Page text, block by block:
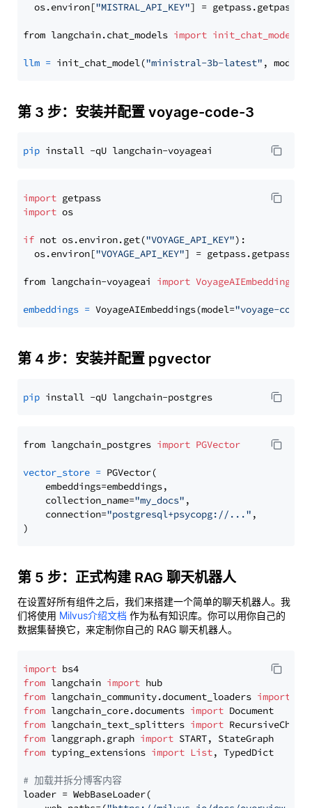
  os.environ[
"MISTRAL_API_KEY"] = getpass.getpass(
from langchain.chat_models import init_chat_model
llm = init_chat_model("ministral-3b-latest" ,
第 3 步：安装并配置 voyage-code-3
pip
import
import os
if not os.environ.get("VOYAGE_API_KEY"):
  os.environ[
"VOYAGE_API_KEY"] = getpass.getpass(
from langchain-voyageai import VoyageAIEmbeddings
embeddings = VoyageAIEmbeddings(model="voyage-code-
第 4 步：安装并配置 pgvector
pip
from langchain_postgres import PGVector
vector_store = PGVector(
    embeddings=embeddings,
    collection_name=
"my_docs" ,
    connection=
"postgresql+psycopg://..." ,
第 5 步：正式构建 RAG 聊天机器人
在设置好所有组件之后，我们来搭建一个简单的聊天机器人。我
们将使用 Milvus介绍文档 作为私有知识库。你可以用你自己的
数据集替换它，来定制你自己的 RAG 聊天机器人。
import
from langchain import
from langchain_community.document_loaders import
from langchain_core.documents import
from langchain_text_splitters import
from langgraph.graph import
from typing_extensions import List, TypedDict
# 加载并拆分博客内容
loader = WebBaseLoader(